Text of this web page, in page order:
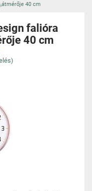
40 cm
falióra
40 cm